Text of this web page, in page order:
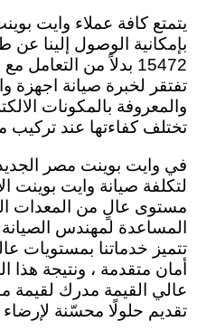
يتمتع كافة عملاء وايت
بإمكانية الوصول إلينا
15472 بدلاً من
تفتقر لخبرة صيانة اجهزة
والمعروفة بالمكونات
تختلف كفاءتها عند تركيب
في وايت بوينت مصر
لتكلفة صيانة وايت بوينت
مستوى عالٍ من المعدات
المساعدة لمهندس
تتميز خدماتنا بمستويات
أمان متقدمة ، ونتيجة
عالي القيمة مدرك لقيمة
تقديم حلولًا محسّنة